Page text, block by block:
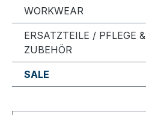
WORKWEAR
ERSATZTEILE / PFLEGE &
ZUBEHÖR
SALE